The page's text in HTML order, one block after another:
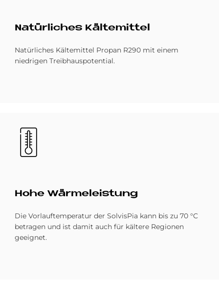
Na­tür­li­ches Käl­te­mit­tel
Natürliches Kältemittel Propan R290 mit einem
niedrigen Treibhauspotential.
Bild
Hohe Wär­me­lei­stung
Die Vorlauftemperatur der SolvisPia kann bis zu 70 °C
betragen und ist damit auch für kältere Regionen
geeignet.